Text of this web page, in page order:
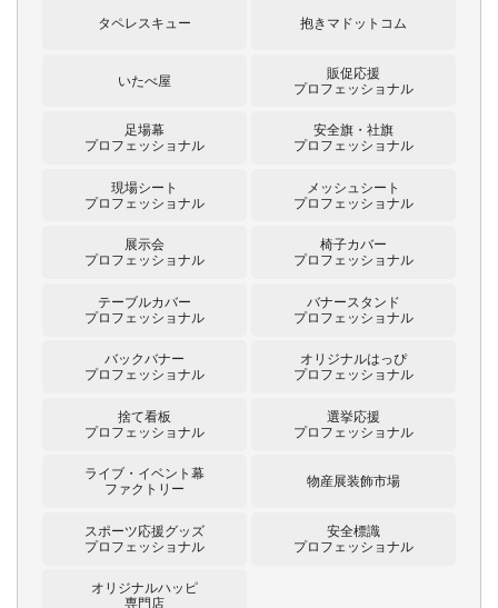
タペレスキュー 抱きマドットコム
いたべ屋
販促応援
プロフェッショナル
足場幕
プロフェッショナル
安全旗・社旗
プロフェッショナル
現場シート
プロフェッショナル
メッシュシート
プロフェッショナル
展示会
プロフェッショナル
椅子カバー
プロフェッショナル
テーブルカバー
プロフェッショナル
バナースタンド
プロフェッショナル
バックバナー
プロフェッショナル
オリジナルはっぴ
プロフェッショナル
捨て看板
プロフェッショナル
選挙応援
プロフェッショナル
ライブ・イベント幕
ファクトリー
物産展装飾市場
スポーツ応援グッズ
プロフェッショナル
安全標識
プロフェッショナル
オリジナルハッピ
専門店